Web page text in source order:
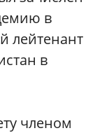
в
лейтенант
в
членом